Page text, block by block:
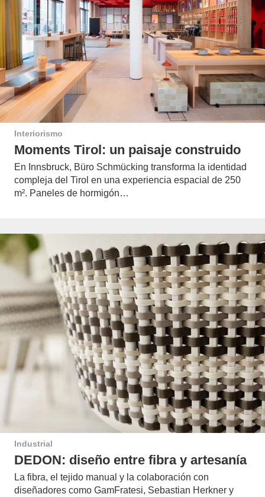
Interiorismo
Moments Tirol: un paisaje construido
En Innsbruck, Büro Schmücking transforma la identidad
compleja del Tirol en una experiencia espacial de 250
m². Paneles de hormigón…
Industrial
DEDON: diseño entre fibra y artesanía
La fibra, el tejido manual y la colaboración con
diseñadores como GamFratesi, Sebastian Herkner y